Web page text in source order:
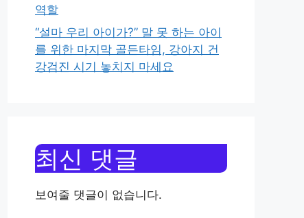
역할
“설마 우리 아이가?” 말 못 하는 아이
를 위한 마지막 골든타임, 강아지 건
강검진 시기 놓치지 마세요
최신 댓글
보여줄 댓글이 없습니다.